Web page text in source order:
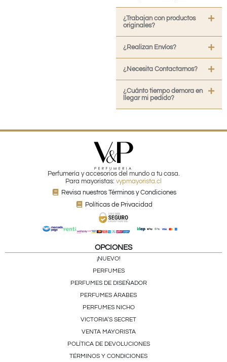
¿Trabajan con productos
originales?
¿Realizan Envíos?
¿Necesita Contactarnos?
¿Cuánto tiempo demora en
llegar mi pedido?
Perfumería y accesorios del mundo a tu casa.
Para mayoristas: vypmayorista.cl
Revisa nuestros Términos y Condiciones
Políticas de Privacidad
OPCIONES
¡NUEVO!
PERFUMES
PERFUMES DE DISEÑADOR
PERFUMES ÁRABES
PERFUMES NICHO
VICTORIA’S SECRET
VENTA MAYORISTA
POLÍTICA DE DEVOLUCIONES
TÉRMINOS Y CONDICIONES